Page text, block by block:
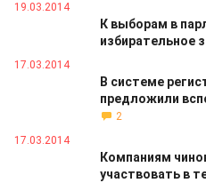
19.03.2014
К выборам в
избирательное
17.03.2014
В системе
предложили
2
17.03.2014
Компаниям
участвовать в